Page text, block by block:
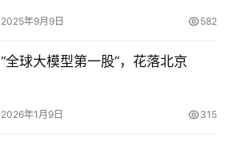
2025年9月9日 582
“全球大模型第一股”，花落北京
2026年1月9日 315